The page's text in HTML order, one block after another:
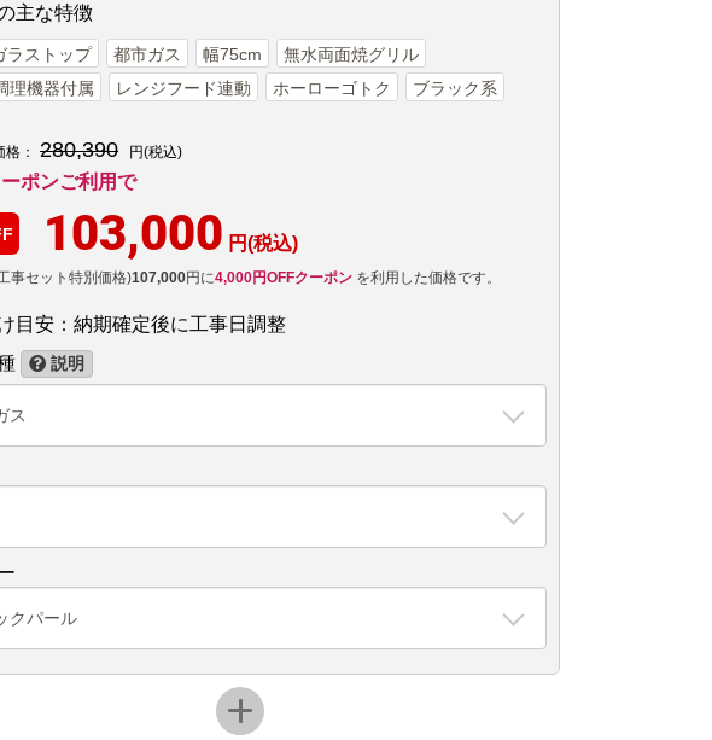
主な特徴
ラストップ 都市ガス 幅75cm
無水両面焼グリル
理機器付属
レンジフード連動 ホーローゴトク ブラック系
： 280,390 円(税込)
ポンご利用で
103,000 円(税込)
事セット特別価格)107,000円に4,000円OFFクーポン を利用した価格です。
目安：納期確定後に工事日調整
説明
ス
クパール